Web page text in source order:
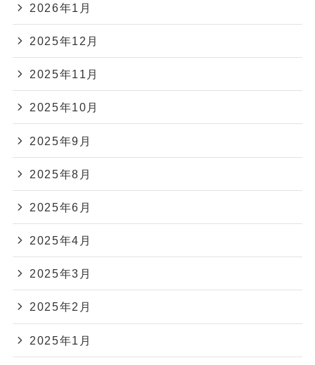
2026年1月
2025年12月
2025年11月
2025年10月
2025年9月
2025年8月
2025年6月
2025年4月
2025年3月
2025年2月
2025年1月